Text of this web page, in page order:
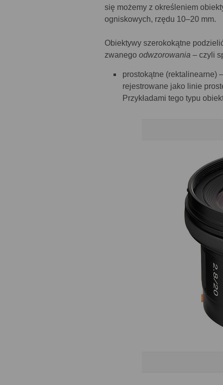
się możemy z określeniem
ogniskowych, rzędu 10–20 mm.
Obiektywy szerokokątne
zwanego odwzorowania – czyli
prostokątne (rektalinearne)
rejestrowane jako linie
Przykładami tego typu